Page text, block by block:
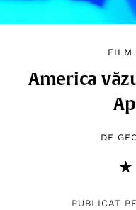
FILM
America
DE
PUBLICAT